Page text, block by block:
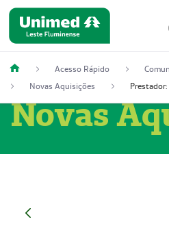
Acesso Rápido
Novas Aquisições
Novas